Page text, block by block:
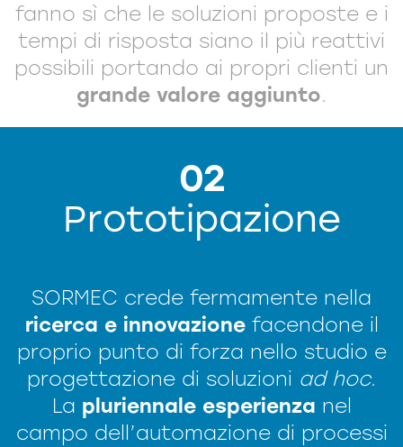
fanno sì che le soluzioni proposte e i
tempi di risposta siano il più reattivi
possibili portando ai propri clienti un
grande valore aggiunto.
02
Prototipazione
SORMEC crede fermamente nella
ricerca e innovazionefacendone il
proprio punto di forza nello studio e
progettazione di soluzioni ad hoc.
La pluriennale esperienza nel
campo dell’automazione di processi